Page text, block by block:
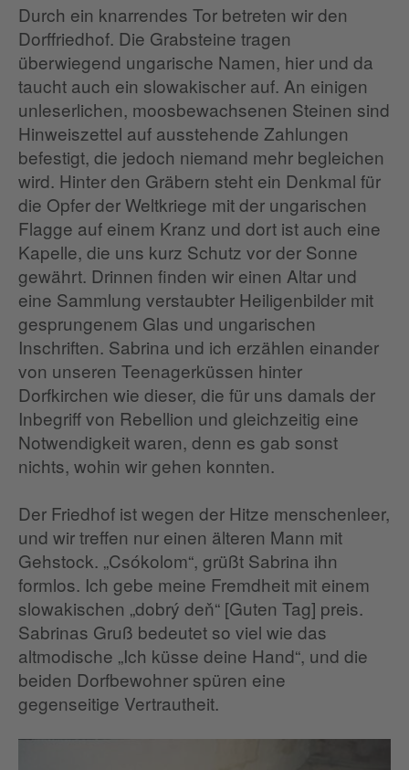
Durch ein knarrendes Tor betreten wir den
Dorffriedhof. Die Grabsteine tragen
überwiegend ungarische Namen, hier und da
taucht auch ein slowakischer auf. An einigen
unleserlichen, moosbewachsenen Steinen sind
Hinweiszettel auf ausstehende Zahlungen
befestigt, die jedoch niemand mehr begleichen
wird. Hinter den Gräbern steht ein Denkmal für
die Opfer der Weltkriege mit der ungarischen
Flagge auf einem Kranz und dort ist auch eine
Kapelle, die uns kurz Schutz vor der Sonne
gewährt. Drinnen finden wir einen Altar und
eine Sammlung verstaubter Heiligenbilder mit
gesprungenem Glas und ungarischen
Inschriften. Sabrina und ich erzählen einander
von unseren Teenagerküssen hinter
Dorfkirchen wie dieser, die für uns damals der
Inbegriff von Rebellion und gleichzeitig eine
Notwendigkeit waren, denn es gab sonst
nichts, wohin wir gehen konnten.
Der Friedhof ist wegen der Hitze menschenleer,
und wir treffen nur einen älteren Mann mit
Gehstock. „Csókolom“, grüßt Sabrina ihn
formlos. Ich gebe meine Fremdheit mit einem
slowakischen „dobrý deň“ [Guten Tag] preis.
Sabrinas Gruß bedeutet so viel wie das
altmodische „Ich küsse deine Hand“, und die
beiden Dorfbewohner spüren eine
gegenseitige Vertrautheit.